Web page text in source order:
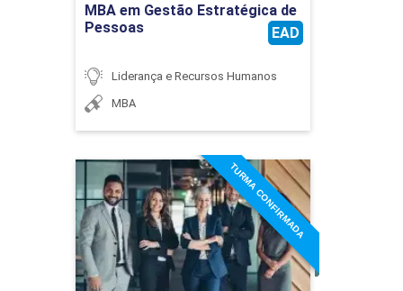
MBA em Gestão Estratégica de
Pessoas
EAD
Liderança e Recursos Humanos
MBA
TURMA CONFIRMADA
MBA em Gestão
Estratégica de Pessoas
Detalhes do curso